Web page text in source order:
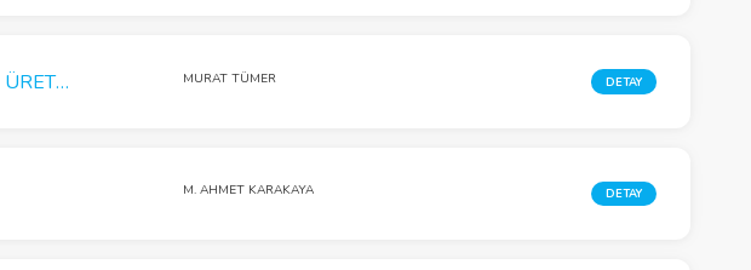
AŞI KARŞITLARINI ANLAMAK AŞI KARŞITLIĞINA ÇÖZÜM ÜRETMEK MURAT TÜMER DETAY
M. AHMET KARAKAYA DETAY